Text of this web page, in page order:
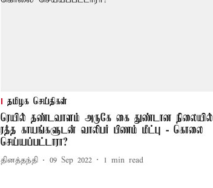
தமிழக செய்திகள்
ரெயில் தண்டவாளம் அருகே கை துண்டான நிலையில்
ரத்த காயங்களுடன் வாலிபர் பிணம் மீட்பு - கொலை
செய்யப்பட்டாரா?
தினத்தந்தி 09 Sep 2022 1 min read